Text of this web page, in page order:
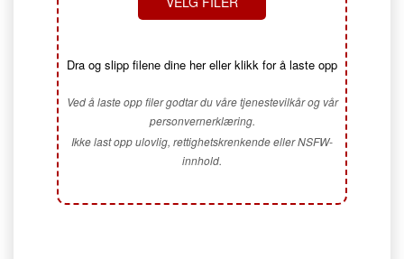
Dra og slipp filene dine her eller klikk for å laste opp
Ved å laste opp filer godtar du våre tjenestevilkår og vår
personvernerklæring.
Ikke last opp ulovlig, rettighetskrenkende eller NSFW-
innhold.